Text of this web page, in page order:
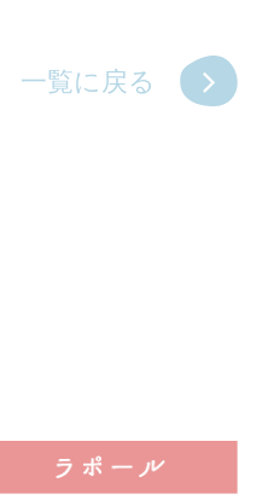
一覧に戻る